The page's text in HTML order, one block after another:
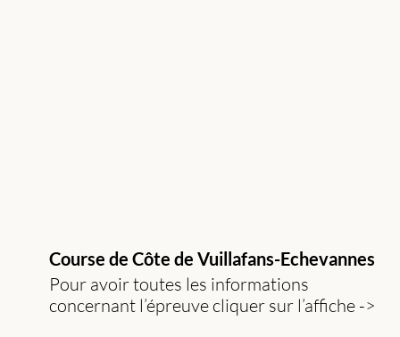
Course de Côte de Vuillafans-Echevannes
Pour avoir toutes les informations
concernant l’épreuve cliquer sur l’affiche ->